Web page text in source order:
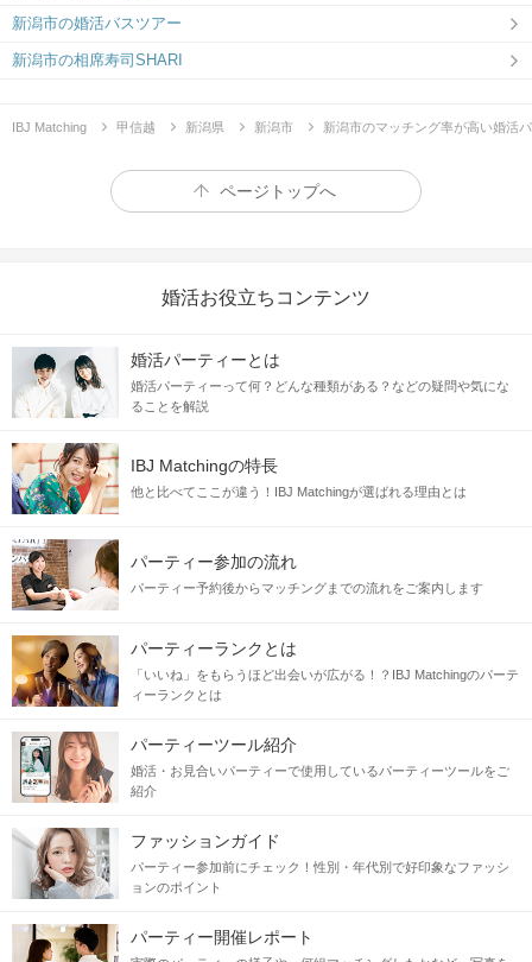
新潟市の婚活バスツアー
新潟市の相席寿司SHARI
IBJ Matching 甲信越 新潟県 新潟市 新潟市のマッチング率が高い婚活
ページトップへ
婚活お役立ちコンテンツ
婚活パーティーとは
婚活パーティーって何？どんな種類がある？などの疑問や気にな
ることを解説
IBJ Matchingの特長
他と比べてここが違う！IBJ Matchingが選ばれる理由とは
パーティー参加の流れ
パーティー予約後からマッチングまでの流れをご案内します
パーティーランクとは
「いいね」をもらうほど出会いが広がる！？IBJ Matchingのパーテ
ィーランクとは
パーティーツール紹介
婚活・お見合いパーティーで使用しているパーティーツールをご
紹介
ファッションガイド
パーティー参加前にチェック！性別・年代別で好印象なファッシ
ョンのポイント
パーティー開催レポート